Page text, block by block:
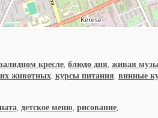
кресле, блюдо дня, живая
животных, курсы питания, винные
, детское меню, рисование,